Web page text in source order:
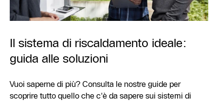
Il sistema di riscaldamento ideale:
guida alle soluzioni
Vuoi saperne di più? Consulta le nostre guide per
scoprire tutto quello che c'è da sapere sui sistemi di